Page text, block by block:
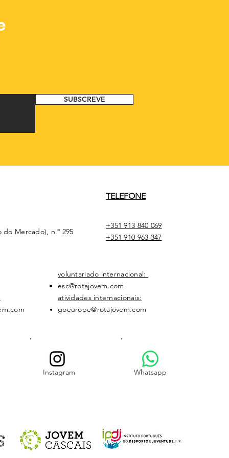
SUBSCREVE
TELEFONE
Mercado), n.º 295
+351 913 840 069
+351 910 963 347
voluntariado internacional:
esc@rotajovem.com
atividades internacionais:
goeurope@rotajovem.com
Instagram Whatsapp